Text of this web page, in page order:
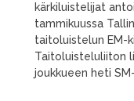
kärkiluistelijat
tammikuussa
taitoluistelun EM-
Taitoluisteluliiton
joukkueen heti